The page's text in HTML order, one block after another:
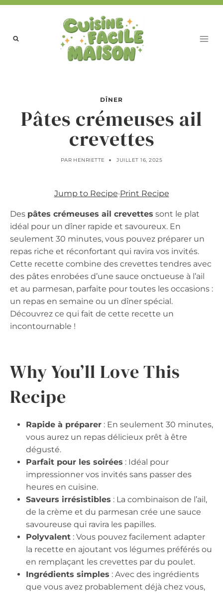
Aller
DÎNER
Pâtes crémeuses ail
crevettes
PAR HENRIETTE JUILLET 16, 2025
Jump to Recipe·Print Recipe
Des pâtes crémeuses ail crevettes sont le plat
idéal pour un dîner rapide et savoureux. En
seulement 30 minutes, vous pouvez préparer un
repas riche et réconfortant qui ravira vos invités.
Cette recette combine des crevettes tendres avec
des pâtes enrobées d’une sauce onctueuse à l’ail
et au parmesan, parfaite pour toutes les occasions :
un repas en semaine ou un dîner spécial.
Découvrez ce qui fait de cette recette un
incontournable !
Why You’ll Love This
Recipe
Rapide à préparer : En seulement 30 minutes,
vous aurez un repas délicieux prêt à être
dégusté.
Parfait pour les soirées : Idéal pour
impressionner vos invités sans passer des
heures en cuisine.
Saveurs irrésistibles : La combinaison de l’ail,
de la crème et du parmesan crée une sauce
savoureuse qui ravira les papilles.
Polyvalent : Vous pouvez facilement adapter
la recette en ajoutant vos légumes préférés ou
en remplaçant les crevettes par du poulet.
Ingrédients simples : Avec des ingrédients
que vous avez probablement déjà chez vous,